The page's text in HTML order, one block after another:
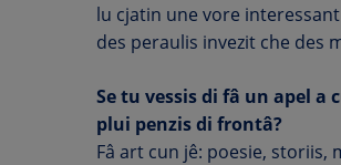
lu cjatin une vore
des peraulis invezit che des
Se tu vessis di fâ un apel
plui penzis di frontâ?
Fâ art cun jê: poesie, storiis,